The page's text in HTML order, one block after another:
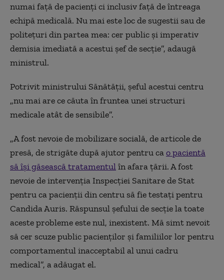
numai față de pacienți ci inclusiv față de întreaga
echipă medicală. Nu mai este loc de sugestii sau de
politețuri din partea mea: cer public și imperativ
demisia imediată a acestui șef de secție”, adaugă
ministrul.
Potrivit ministrului Sănătăţii, şeful acestui centru
„nu mai are ce căuta în fruntea unei structuri
medicale atât de sensibile”.
„A fost nevoie de mobilizare socială, de articole de
presă, de strigăte după ajutor pentru cao pacientă
să îşi găsească tratamentulîn afara ţării. A fost
nevoie de intervenţia Inspecţiei Sanitare de Stat
pentru ca pacienţii din centru să fie testaţi pentru
Candida Auris. Răspunsul şefului de secţie la toate
aceste probleme este nul, inexistent. Mă simt nevoit
să cer scuze public pacienţilor şi familiilor lor pentru
comportamentul inacceptabil al unui cadru
medical”, a adăugat el.